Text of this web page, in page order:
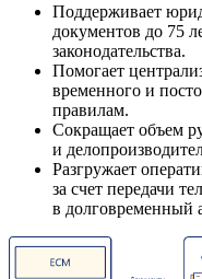
Поддерживает
документов до 75
законодательства.
Помогает
временного и
правилам.
Сокращает объем
и
Разгружает
за счет передачи
в долговременный